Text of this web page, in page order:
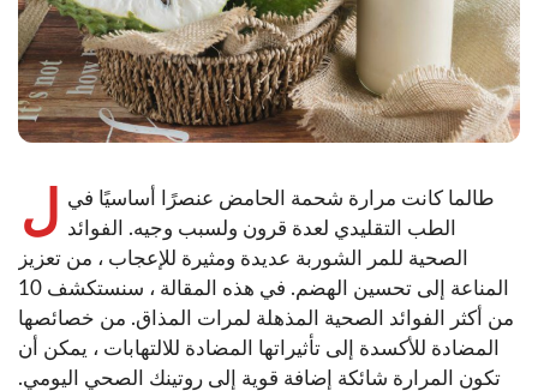
ل طالما كانت مرارة شحمة الحامض عنصرًا أساسيًا في
الطب التقليدي لعدة قرون ولسبب وجيه. الفوائد
الصحية للمر الشوربة عديدة ومثيرة للإعجاب ، من تعزيز
المناعة إلى تحسين الهضم. في هذه المقالة ، سنستكشف 10
من أكثر الفوائد الصحية المذهلة لمرات المذاق. من خصائصها
المضادة للأكسدة إلى تأثيراتها المضادة للالتهابات ، يمكن أن
تكون المرارة شائكة إضافة قوية إلى روتينك الصحي اليومي.